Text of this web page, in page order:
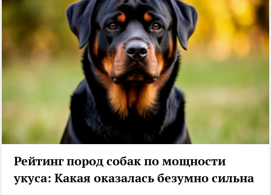
Рейтинг пород собак по мощности
укуса: Какая оказалась безумно сильна